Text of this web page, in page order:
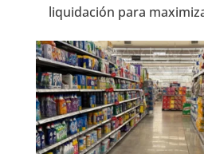
liquidación para